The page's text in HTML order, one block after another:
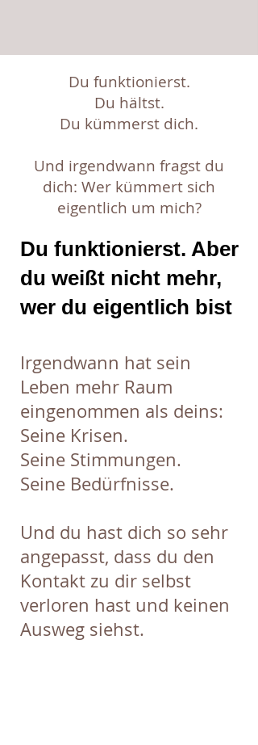
Du funktionierst.
Du hältst.
Du kümmerst dich.
Und irgendwann fragst du
dich: Wer kümmert sich
eigentlich um mich?
Du funktionierst. Aber
du weißt nicht mehr,
wer du eigentlich bist
Irgendwann hat sein
Leben mehr Raum
eingenommen als deins:
Seine Krisen.
Seine Stimmungen.
Seine Bedürfnisse.
Und du hast dich so sehr
angepasst, dass du den
Kontakt zu dir selbst
verloren hast und keinen
Ausweg siehst.